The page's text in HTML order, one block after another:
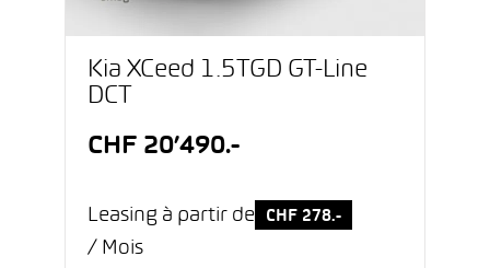
Kia XCeed 1.5TGD GT-Line
DCT
CHF 20’490.-
Leasing à partir de CHF 278.-
/ Mois